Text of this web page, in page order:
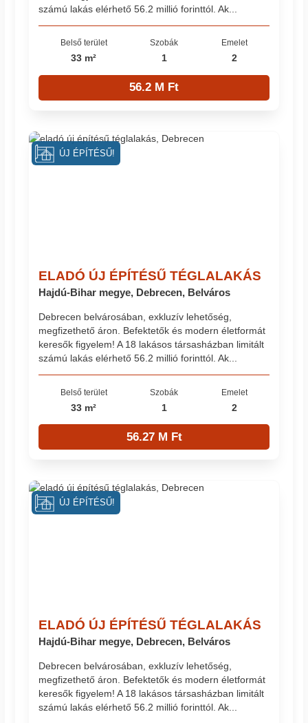
számú lakás elérhető 56.2 millió forinttól. Ak...
Belső terület
33 m²
Szobák
1
Emelet
2
56.2 M Ft
ELADÓ ÚJ ÉPÍTÉSŰ TÉGLALAKÁS
Hajdú-Bihar megye, Debrecen, Belváros
Debrecen belvárosában, exkluzív lehetőség,
megfizethető áron. Befektetők és modern életformát
keresők figyelem! A 18 lakásos társasházban limitált
számú lakás elérhető 56.2 millió forinttól. Ak...
Belső terület
33 m²
Szobák
1
Emelet
2
56.27 M Ft
ÚJ ÉPÍTÉSŰ!
ELADÓ ÚJ ÉPÍTÉSŰ TÉGLALAKÁS
Hajdú-Bihar megye, Debrecen, Belváros
Debrecen belvárosában, exkluzív lehetőség,
megfizethető áron. Befektetők és modern életformát
keresők figyelem! A 18 lakásos társasházban limitált
számú lakás elérhető 56.2 millió forinttól. Ak...
ÚJ ÉPÍTÉSŰ!